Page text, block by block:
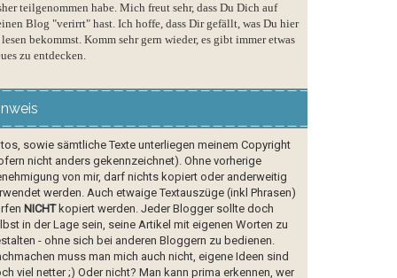
teilgenommen habe. Mich freut sehr, dass Du Dich auf
Blog "verirrt" hast. Ich hoffe, dass Dir gefällt, was Du hier
bekommst. Komm sehr gern wieder, es gibt immer etwas
zu entdecken.
sowie sämtliche Texte unterliegen meinem Copyright
nicht anders gekennzeichnet). Ohne vorherige
von mir, darf nichts kopiert oder anderweitig
werden. Auch etwaige Textauszüge (inkl Phrasen)
NICHTkopiert werden. Jeder Blogger sollte doch
in der Lage sein, seine Artikel mit eigenen Worten zu
- ohne sich bei anderen Bloggern zu bedienen.
muss man mich auch nicht, eigene Ideen sind
viel netter ;) Oder nicht? Man kann prima erkennen, wer